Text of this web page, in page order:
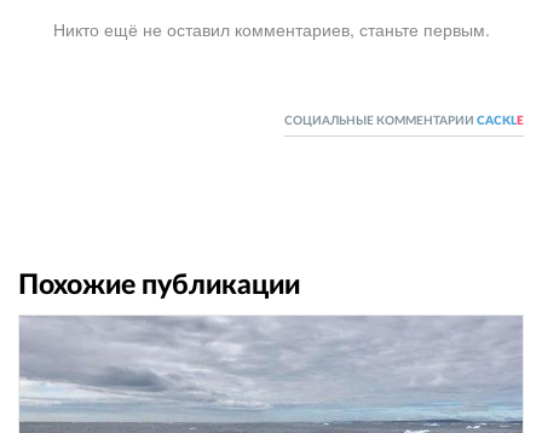
Никто ещё не оставил комментариев, станьте первым.
СОЦИАЛЬНЫЕ КОММЕНТАРИИ CACKL E
Похожие публикации